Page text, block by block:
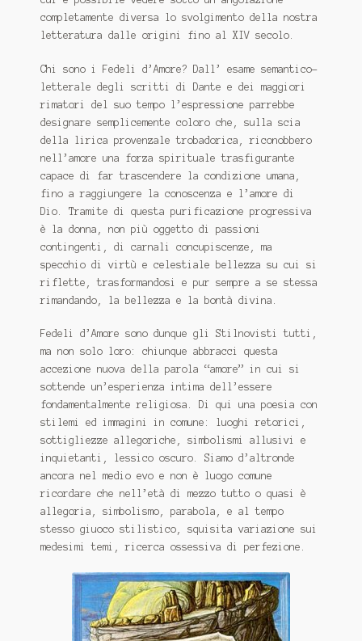
completamente diversa lo svolgimento della nostra
letteratura dalle origini fino al XIV secolo.
Chi sono i Fedeli d’Amore? Dall’ esame semantico-
letterale degli scritti di Dante e dei maggiori
rimatori del suo tempo l’espressione parrebbe
designare semplicemente coloro che, sulla scia
della lirica provenzale trobadorica, riconobbero
nell’amore una forza spirituale trasfigurante
capace di far trascendere la condizione umana,
fino a raggiungere la conoscenza e l’amore di
Dio. Tramite di questa purificazione progressiva
è la donna, non più oggetto di passioni
contingenti, di carnali concupiscenze, ma
specchio di virtù e celestiale bellezza su cui si
riflette, trasformandosi e pur sempre a se stessa
rimandando, la bellezza e la bontà divina.
Fedeli d’Amore sono dunque gli Stilnovisti tutti,
ma non solo loro: chiunque abbracci questa
accezione nuova della parola “amore” in cui si
sottende un’esperienza intima dell’essere
fondamentalmente religiosa. Di qui una poesia con
stilemi ed immagini in comune: luoghi retorici,
sottigliezze allegoriche, simbolismi allusivi e
inquietanti, lessico oscuro. Siamo d’altronde
ancora nel medio evo e non è luogo comune
ricordare che nell’età di mezzo tutto o quasi è
allegoria, simbolismo, parabola, e al tempo
stesso giuoco stilistico, squisita variazione sui
medesimi temi, ricerca ossessiva di perfezione.